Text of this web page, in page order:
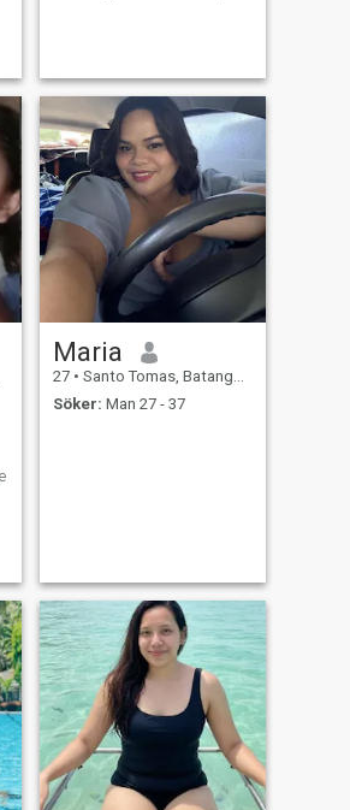
Maria
27 • Santo Tomas, Batangas, Filippinerna
Söker: Man 27 - 37